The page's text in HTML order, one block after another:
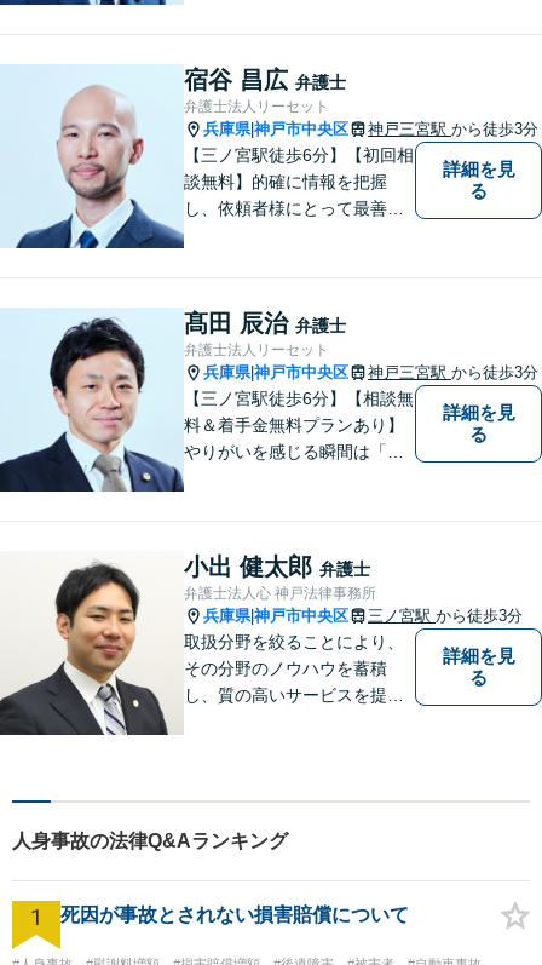
複数弁護士所属で、複雑なト
ラブルも迅速に対応可能で
す。
宿谷 昌広 弁護士
弁護士法人リーセット
兵庫県|神戸市中央区 神戸三宮駅 から徒歩3分
【三ノ宮駅徒歩6分】【初回相
談無料】的確に情報を把握
し、依頼者様にとって最善の
て、共に一歩ずつ進んでいき
ましょう。【複数弁護士在
籍】
詳細を見
る
髙田 辰治 弁護士
弁護士法人リーセット
兵庫県|神戸市中央区 神戸三宮駅 から徒歩3分
【三ノ宮駅徒歩6分】【相談無
料＆着手金無料プランあり】
やりがいを感じる瞬間は「依
善の解決へと導きます。不安
な気持ちをお持ちの方は、お
気軽にご相談くださいませ。
詳細を見
る
小出 健太郎 弁護士
弁護士法人心 神戸法律事務所
兵庫県|神戸市中央区 三ノ宮駅 から徒歩3分
取扱分野を絞ることにより、
その分野のノウハウを蓄積
し、質の高いサービスを提供
相談ください。
詳細を見
る
人身事故の法律Q&Aランキング
1 死因が事故とされない損害賠償について